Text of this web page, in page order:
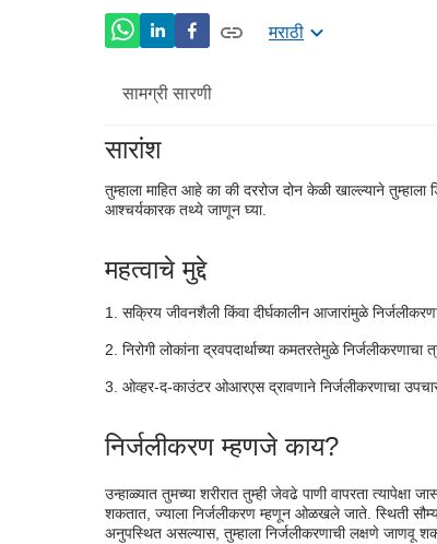
मराठी
सामग्री सारणी
निर्जलीकरणाची सामान्य चिन्हे
निर्जलीकरणाचे जोखीम घटक काय आहेत?
निर्जलीकरणाचा उपचार करण्याचा सर्वात
सामान्य घरगुती उपचार
निर्जलीकरणासाठी कोणते पेय सर्वोत्तम आहे?
वारंवार विचारले जाणारे प्रश्न:Â
सारांश
तुम्हाला माहित आहे का की दररोज दोन केळी खाल्ल्याने
आश्चर्यकारक तथ्ये जाणून घ्या.
महत्वाचे मुद्दे
सक्रिय जीवनशैली किंवा दीर्घकालीन आजारांमुळे
निरोगी लोकांना द्रवपदार्थाच्या कमतरतेमुळे
ओव्हर-द-काउंटर ओआरएस द्रावणाने निर्जलीकरणाचा
निर्जलीकरण म्हणजे काय?
उन्हाळ्यात तुमच्या शरीरात तुम्ही जेवढे पाणी वापरता त्यापेक्षा
शकतात, ज्याला निर्जलीकरण म्हणून ओळखले जाते. स्थिती
अनुपस्थित असल्यास, तुम्हाला निर्जलीकरणाची लक्षणे जाणवू